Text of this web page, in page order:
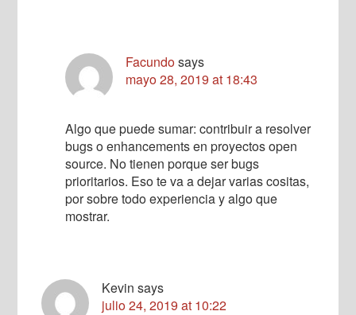
Facundosays
mayo 28, 2019 at 18:43
Algo que puede sumar: contribuir a resolver
bugs o enhancements en proyectos open
source. No tienen porque ser bugs
prioritarios. Eso te va a dejar varias cositas,
por sobre todo experiencia y algo que
mostrar.
Kevin says
julio 24, 2019 at 10:22